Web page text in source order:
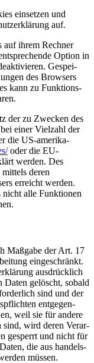
einsetzen und
auf.
auf ihrem Rechner
Option in
Gespei­
des Browsers
kann zu Funkti­ons­
der zu Zwecken des
einer Vielzahl der
die US-ameri­ka­
oder die EU-
werden. Des
deren
erreicht werden.
nicht alle Funktionen
Maßgabe der Art. 17
einge­schränkt.
ausdrücklich
Daten gelöscht, sobald
sind und der
entge­gen­
weil sie für andere
sind, wird deren Verar­
gesperrt und nicht für
die aus handels-
müssen.